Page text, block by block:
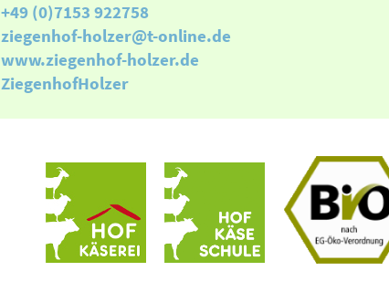
+49 (0)7153 922758
ziegenhof-holzer@t-online.de
www.ziegenhof-holzer.de
ZiegenhofHolzer